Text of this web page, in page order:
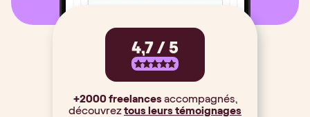
4,7 / 5
+2000 freelancesaccompagnés,
découvreztous leurs témoignages